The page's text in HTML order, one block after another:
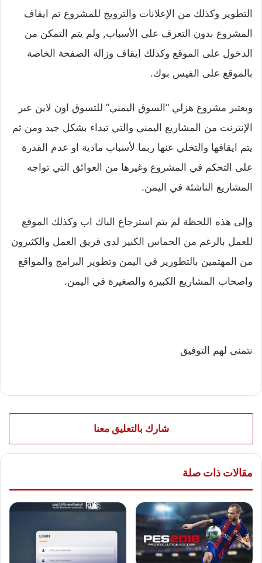
التطوير وكذلك من الإعلانات والترويج للمشروع تم ايقاف
المشروع بدون التعرف على الأسباب, ولم يتم التمكن من
الدخول على الموقع وكذلك ايقاف وزالة الصفحة الخاصة
بالموقع على الفيس بوك.
ويعتبر مشروع هزلي “السوق اليمني” للتسوق اون لاين عبر
الإنترنت من المشاريع اليمني والتي تبداء بشكل جيد ومن ثم
يتم ايقافها والتخلي عنها ربما لأسباب مادية او عدم القدرة
على التحكم في المشروع وغيرها من العوائق التي تواجه
المشاريع الناشئة في اليمن.
وإلى هذه اللحظة لم يتم استرجاع الباك اب وكذلك الموقع
للعمل بالرغم من الحماس الكبير لدى فريق العمل والكثيرون
من المهتمين بالتطورير في اليمن وتطوير البرامج والمواقع
واصحاب المشاريع الكبيرة والصغيرة في اليمن.
نتمنى لهم التوفيق
شارك بالتعليق معنا
مقالات ذات صلة